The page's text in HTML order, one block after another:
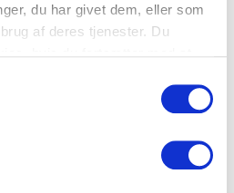
du har givet dem, eller som
af deres tjenester. Du